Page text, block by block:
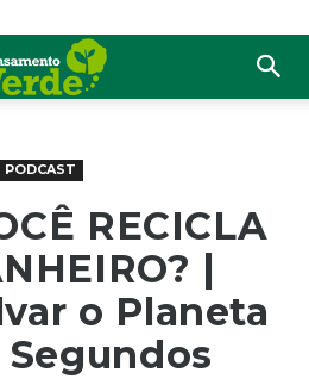
PODCAST
RECICLA
|
o Planeta